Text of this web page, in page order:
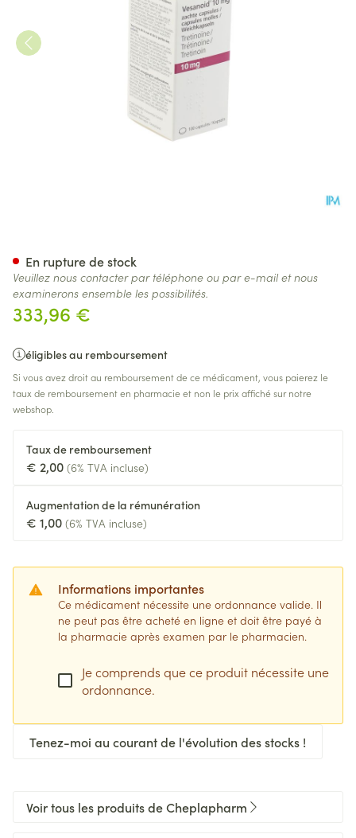
333,96 €
éligibles au remboursement
Si vous avez droit au remboursement de ce médicament, vous paierez le
taux de remboursement en pharmacie et non le prix affiché sur notre
webshop.
Taux de remboursement
€ 2,00 (6% TVA incluse)
Augmentation de la rémunération
€ 1,00 (6% TVA incluse)
Informations importantes
Ce médicament nécessite une ordonnance valide. Il
ne peut pas être acheté en ligne et doit être payé à
la pharmacie après examen par le pharmacien.
Je comprends que ce produit nécessite une
ordonnance.
Tenez-moi au courant de l'évolution des stocks !
En rupture de stock
Veuillez nous contacter par téléphone ou par e-mail et nous
examinerons ensemble les possibilités.
Voir tous les produits de Cheplapharm